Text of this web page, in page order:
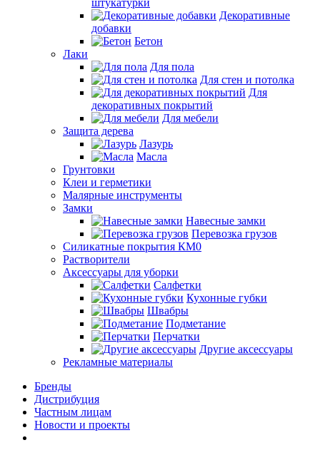
штукатурки
Декоративные
добавки
Бетон
Лаки
Для пола
Для стен и потолка
Для
декоративных покрытий
Для мебели
Защита дерева
Лазурь
Масла
Грунтовки
Клеи и герметики
Малярные инструменты
Замки
Навесные замки
Перевозка грузов
Силикатные покрытия КМ0
Растворители
Аксессуары для уборки
Салфетки
Кухонные губки
Швабры
Подметание
Перчатки
Другие аксессуары
Рекламные материалы
Бренды
Дистрибуция
Частным лицам
Новости и проекты